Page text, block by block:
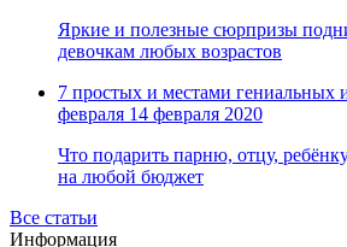
Яркие и полезные сюрпризы
девочкам любых возрастов
7 простых и местами гениальных
февраля 14 февраля 2020
Что подарить парню, отцу,
на любой бюджет
Все статьи
Информация